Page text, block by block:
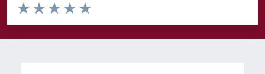
Valuta da 1 a 5 stelle la pagina
Valuta 5 stelle su 5
Valuta 4 stelle su 5
Valuta 3 stelle su 5
Valuta 2 stelle su 5
Valuta 1 stelle su 5